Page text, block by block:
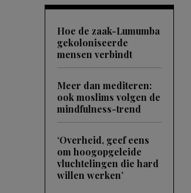
Hoe de zaak-Lumumba
gekoloniseerde
mensen verbindt
Meer dan mediteren:
ook moslims volgen de
mindfulness-trend
‘Overheid, geef eens
om hoogopgeleide
vluchtelingen die hard
willen werken’